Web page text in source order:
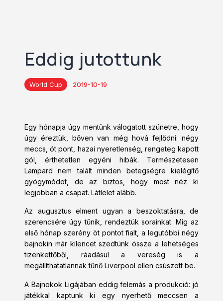
Eddig jutottunk
World Cup 2019-10-19
Egy hónapja úgy mentünk válogatott szünetre, hogy
úgy éreztük, bőven van még hová fejlődni: négy
meccs, öt pont, hazai nyeretlenség, rengeteg kapott
gól, érthetetlen egyéni hibák. Természetesen
Lampard nem talált minden betegségre kielégítő
gyógymódot, de az biztos, hogy most néz ki
legjobban a csapat. Látlelet alább.
Az augusztus elment ugyan a beszoktatásra, de
szerencsére úgy tűnik, rendeztük sorainkat. Míg az
első hónap szerény öt pontot fialt, a legutóbbi négy
bajnokin már kilencet szedtünk össze a lehetséges
tizenkettőből, ráadásul a vereség is a
megállíthatatlannak tűnő Liverpool ellen csúszott be.
A Bajnokok Ligájában eddig felemás a produkció: jó
játékkal kaptunk ki egy nyerhető meccsen a